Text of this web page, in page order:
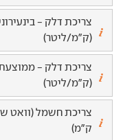
צריכת דלק -
(ק"מ/ליטר)
צריכת דלק -
(ק"מ/ליטר)
צריכת חשמל (וואט
ק"מ)